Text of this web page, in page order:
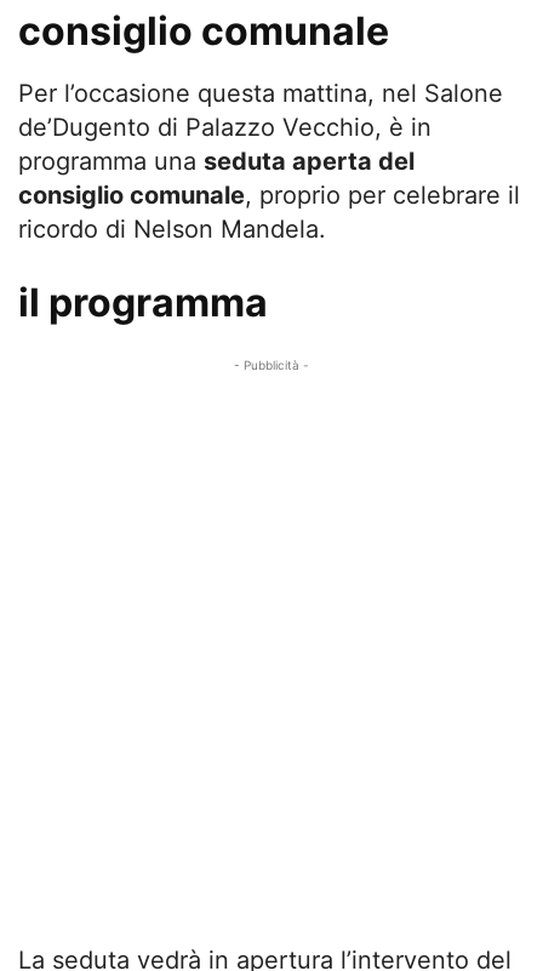
consiglio comunale
Per l’occasione questa mattina, nel Salone
de’Dugento di Palazzo Vecchio, è in
programma una seduta aperta del
consiglio comunale, proprio per celebrare il
ricordo di Nelson Mandela.
il programma
- Pubblicità -
La seduta vedrà in apertura l’intervento del